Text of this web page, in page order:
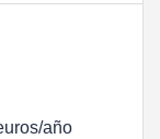
año